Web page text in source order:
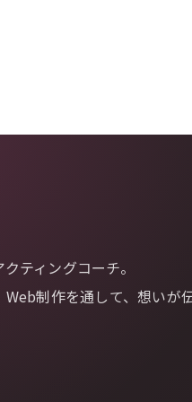
ティングコーチ。
制作を通して、想いが